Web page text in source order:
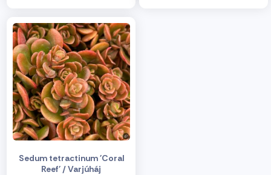
Sedum tetractinum 'Coral
Reef' / Varjúháj